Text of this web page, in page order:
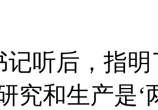
记听后，指
究和生产是